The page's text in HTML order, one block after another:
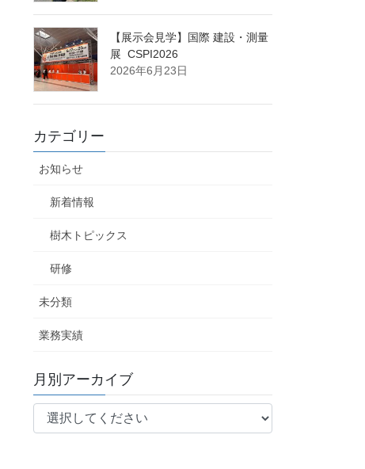
【展示会見学】国際 建設・測量
展 CSPI2026
2026年6月23日
カテゴリー
お知らせ
新着情報
樹木トピックス
研修
未分類
業務実績
月別アーカイブ